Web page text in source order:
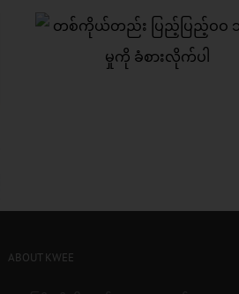
ABOUT KWEE